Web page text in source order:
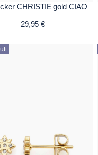
CHRISTIE gold CIAO
29,95 €